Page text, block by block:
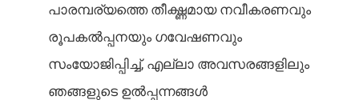
പാരമ്പര്യത്തെ തീക്ഷ്ണമായ നവീകരണവും
രൂപകൽപ്പനയും ഗവേഷണവും
സംയോജിപ്പിച്ച്, എല്ലാ അവസരങ്ങളിലും
ഞങ്ങളുടെ ഉൽപ്പന്നങ്ങൾ